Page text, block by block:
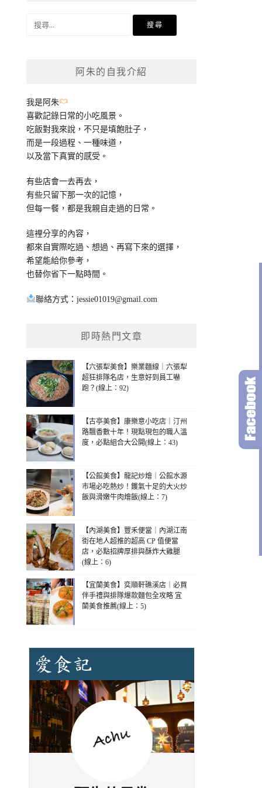
阿朱的自我介紹
我是阿朱
喜歡記錄日常的小吃風景。
吃飯對我來說，不只是填飽肚子，
而是一段過程、一種味道，
以及當下真實的感受。
有些店會一去再去，
有些只留下那一次的記憶，
但每一餐，都是我親自走過的日常。
這裡分享的內容，
都來自實際吃過、想過、再寫下來的選擇，
希望能給你參考，
也替你省下一點時間。
聯絡方式：jessie01019@gmail.com
即時熱門文章
【六張犁美食】樂業麵線｜六張犁
超狂排隊名店，生意好到員工嚇
跑？(線上：92)
【古亭美食】康樂意小吃店｜汀州
路飄香數十年！現點現包的職人溫
度，必點組合大公開(線上：43)
【公館美食】龍記炒燴｜公館水源
市場必吃熱炒！鑊氣十足的大火炒
飯與滑嫩牛肉燴飯(線上：7)
【內湖美食】豐禾便當｜內湖江南
街在地人超推的超高 CP 值便當
店，必點招牌厚排與酥炸大雞腿
(線上：6)
【宜蘭美食】奕順軒礁溪店｜必買
伴手禮與排隊爆款麵包全攻略 宜
蘭美食推薦(線上：5)